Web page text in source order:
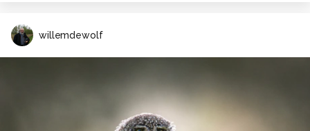
willemdewolf